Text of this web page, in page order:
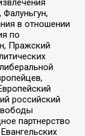
в отношении
по
Пражский
российский
партнерство